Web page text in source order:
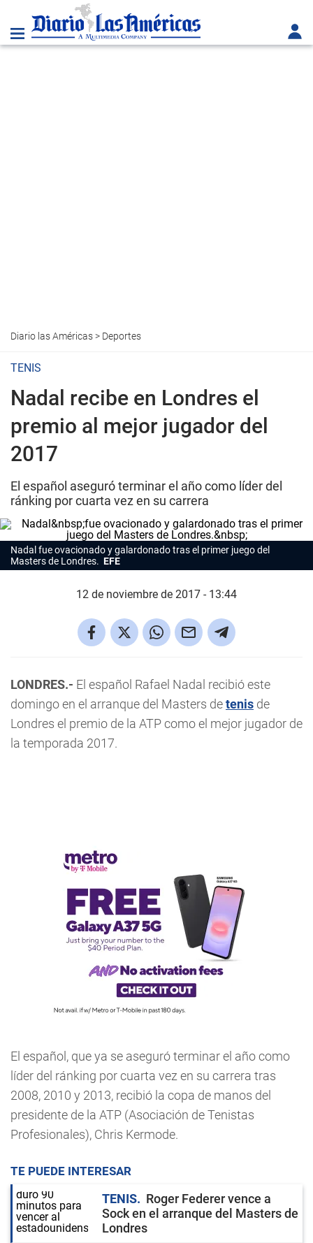
Diario las Américas> Deportes
TENIS
Nadal recibe en Londres el
premio al mejor jugador del
2017
El español aseguró terminar el año como líder del
ránking por cuarta vez en su carrera
Nadal fue ovacionado y galardonado tras el primer juego del
Masters de Londres. EFE
12 de noviembre de 2017 - 13:44
LONDRES.- El español Rafael Nadal recibió este
domingo en el arranque del Masters detenis de
Londres el premio de la ATP como el mejor jugador de
la temporada 2017.
El español, que ya se aseguró terminar el año como
líder del ránking por cuarta vez en su carrera tras
2008, 2010 y 2013, recibió la copa de manos del
presidente de la ATP (Asociación de Tenistas
Profesionales), Chris Kermode.
TE PUEDE INTERESAR
TENIS
Roger Federer vence a
Sock en el arranque del Masters de
Londres